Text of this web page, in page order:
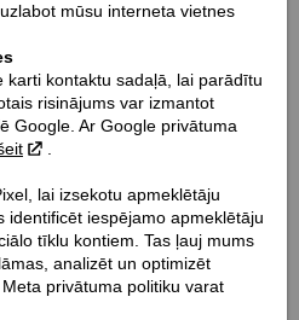
tilp. l:
mūsu interneta vietnes
karti kontaktu sadaļā, lai parādītu
risinājums var izmantot
Google. Ar Google privātuma
lai izsekotu apmeklētāju
identificēt iespējamo apmeklētāju
tīklu kontiem. Tas ļauj mums
analizēt un optimizēt
privātuma politiku varat